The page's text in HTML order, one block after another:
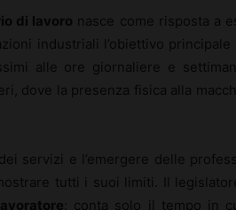
di lavoro nasce come risposta a
industriali l’obiettivo
alle ore giornaliere e
dove la presenza fisica alla
servizi e l’emergere delle
tutti i suoi limiti. Il
: conta solo il tempo in